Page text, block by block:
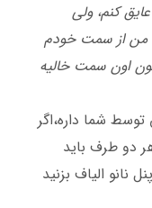
کنم، ولی
من از سمت خودم
اون سمت خالیه
شما داره،اگر
دو طرف باید
نانو الیاف بزنید